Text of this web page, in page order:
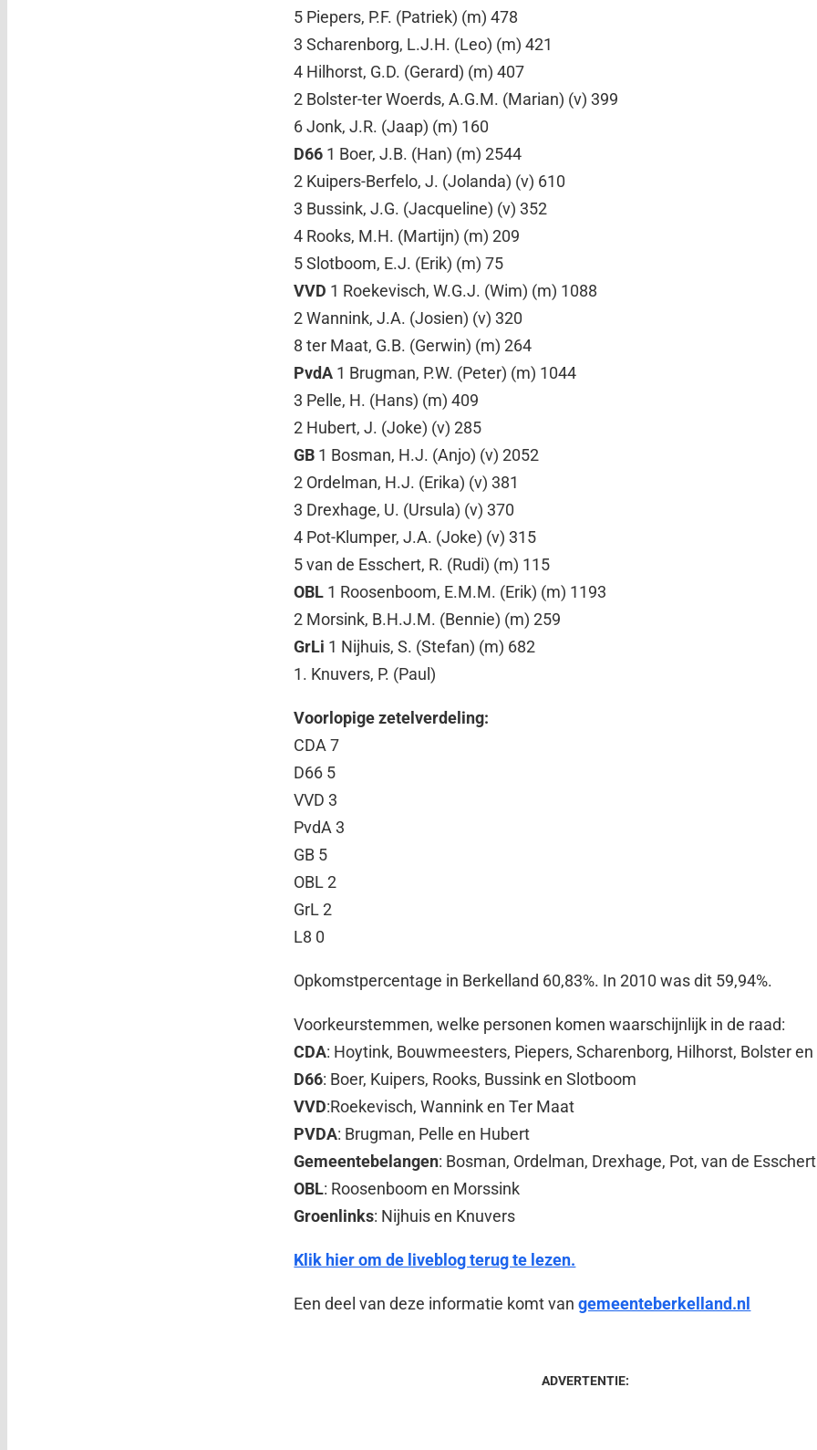
5 Piepers, P.F. (Patriek) (m) 478
3 Scharenborg, L.J.H. (Leo) (m) 421
4 Hilhorst, G.D. (Gerard) (m) 407
2 Bolster-ter Woerds, A.G.M. (Marian) (v) 399
6 Jonk, J.R. (Jaap) (m) 160
D66 1 Boer, J.B. (Han) (m) 2544
2 Kuipers-Berfelo, J. (Jolanda) (v) 610
3 Bussink, J.G. (Jacqueline) (v) 352
4 Rooks, M.H. (Martijn) (m) 209
5 Slotboom, E.J. (Erik) (m) 75
VVD 1 Roekevisch, W.G.J. (Wim) (m) 1088
2 Wannink, J.A. (Josien) (v) 320
8 ter Maat, G.B. (Gerwin) (m) 264
PvdA 1 Brugman, P.W. (Peter) (m) 1044
3 Pelle, H. (Hans) (m) 409
2 Hubert, J. (Joke) (v) 285
GB 1 Bosman, H.J. (Anjo) (v) 2052
2 Ordelman, H.J. (Erika) (v) 381
3 Drexhage, U. (Ursula) (v) 370
4 Pot-Klumper, J.A. (Joke) (v) 315
5 van de Esschert, R. (Rudi) (m) 115
OBL 1 Roosenboom, E.M.M. (Erik) (m) 1193
2 Morsink, B.H.J.M. (Bennie) (m) 259
GrLi 1 Nijhuis, S. (Stefan) (m) 682
1. Knuvers, P. (Paul)
Voorlopige zetelverdeling:
CDA 7
D66 5
VVD 3
PvdA 3
GB 5
OBL 2
GrL 2
L8 0
Opkomstpercentage in Berkelland 60,83%. In 2010 was dit 59,94%.
Voorkeurstemmen, welke personen komen waarschijnlijk in de raad:
CDA: Hoytink, Bouwmeesters, Piepers, Scharenborg, Hilhorst, Bolster
D66: Boer, Kuipers, Rooks, Bussink en Slotboom
VVD:Roekevisch, Wannink en Ter Maat
PVDA: Brugman, Pelle en Hubert
Gemeentebelangen: Bosman, Ordelman, Drexhage, Pot, van de Esschert
OBL: Roosenboom en Morssink
Groenlinks: Nijhuis en Knuvers
Klik hier om de liveblog terug te lezen.
Een deel van deze informatie komt vangemeenteberkelland.nl
ADVERTENTIE: